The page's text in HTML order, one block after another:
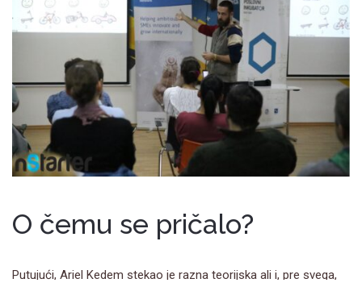
O čemu se pričalo?
Putujući, Ariel Kedem stekao je razna teorijska ali i, pre svega,